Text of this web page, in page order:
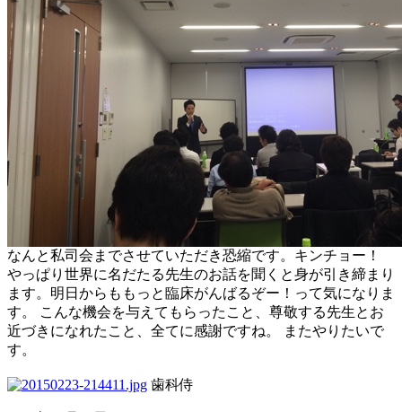
なんと私司会までさせていただき恐縮です。キンチョー！
やっぱり世界に名だたる先生のお話を聞くと身が引き締まり
ます。明日からももっと臨床がんばるぞー！って気になりま
す。 こんな機会を与えてもらったこと、尊敬する先生とお
近づきになれたこと、全てに感謝ですね。 またやりたいで
す。
歯科侍